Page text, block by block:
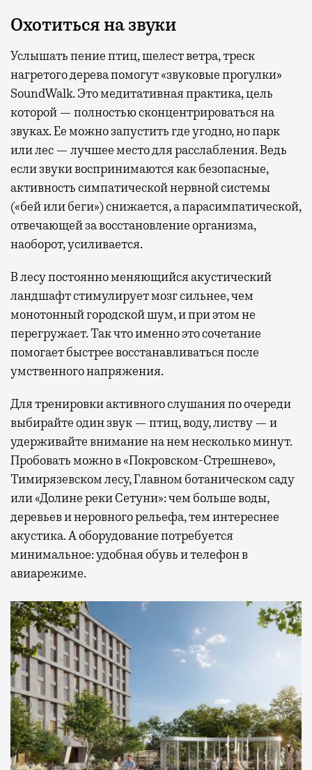
Охотиться на звуки
Услышать пение птиц, шелест ветра, треск
нагретого дерева помогут «звуковые прогулки»
SoundWalk. Это медитативная практика, цель
которой — полностью сконцентрироваться на
звуках. Ее можно запустить где угодно, но парк
или лес — лучшее место для расслабления. Ведь
если звуки воспринимаются как безопасные,
активность симпатической нервной системы
(«бей или беги») снижается, а парасимпатической,
отвечающей за восстановление организма,
наоборот, усиливается.
В лесу постоянно меняющийся акустический
ландшафт стимулирует мозг сильнее, чем
монотонный городской шум, и при этом не
перегружает. Так что именно это сочетание
помогает быстрее восстанавливаться после
умственного напряжения.
Для тренировки активного слушания по очереди
выбирайте один звук — птиц, воду, листву — и
удерживайте внимание на нем несколько минут.
Пробовать можно в «Покровском-Стрешнево»,
Тимирязевском лесу, Главном ботаническом саду
или «Долине реки Сетуни»: чем больше воды,
деревьев и неровного рельефа, тем интереснее
акустика. А оборудование потребуется
минимальное: удобная обувь и телефон в
авиарежиме.